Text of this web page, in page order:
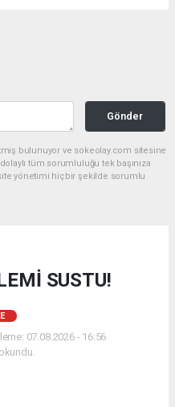
Gönder
bulunuyor ve sokeolay.com sitesine
tüm sorumluluğu tek başınıza
yönetimi hiçbir şekilde sorumlu
SUSTU!
07.08.2026 - 16:56